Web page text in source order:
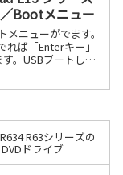
Bootメニュー
ニューがでます。
ば「Enterキー」
。USBブートした
R63シリーズの
ドライブ